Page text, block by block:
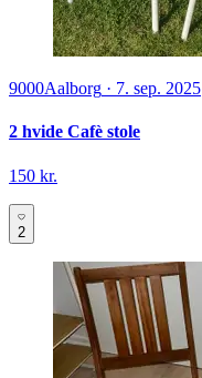
9000Aalborg · 7. sep. 2025
2 hvide Cafè stole
150 kr.
2